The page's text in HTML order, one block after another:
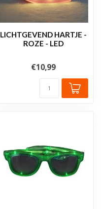
LICHTGEVEND HARTJE -
ROZE - LED
€10,99